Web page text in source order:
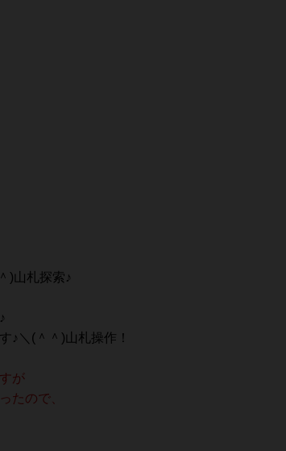
)山札探索♪
♪＼(＾＾)山札操作！
が
たので、